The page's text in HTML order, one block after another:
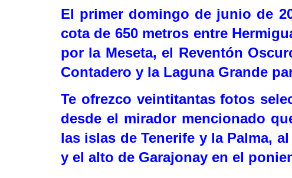
El primer domingo de junio de
cota de 650 metros entre
por la Meseta, el Reventón
Contadero y la Laguna Grande
Te ofrezco veintitantas fotos
desde el mirador mencionado
las islas de Tenerife y la Palma,
y el alto de Garajonay en el